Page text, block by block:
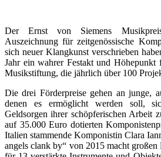
Der Ernst von Siemens
Auszeichnung für zeitgenössische
sich neuer Klangkunst verschrieben
Jahr ein wahrer Festakt und Höhepunkt
Musikstiftung, die jährlich über 100
Die drei Förderpreise gehen an junge,
denen es ermöglicht werden soll,
Geldsorgen ihrer schöpferischen Arbeit
auf 35.000 Euro dotierten
Italien stammende Komponistin Clara
angels clank by“ von 2015 macht